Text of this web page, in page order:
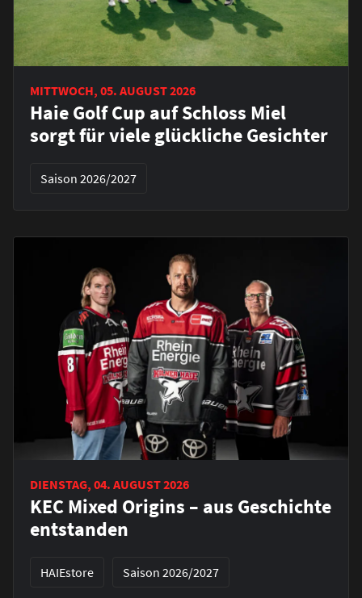
MITTWOCH, 05. AUGUST 2026
Haie Golf Cup auf Schloss Miel
sorgt für viele glückliche Gesichter
Saison 2026/2027
DIENSTAG, 04. AUGUST 2026
KEC Mixed Origins – aus Geschichte
entstanden
HAIEstore Saison 2026/2027